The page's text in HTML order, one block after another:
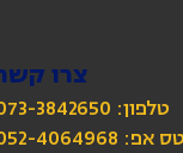
צרו
טלפון: 073-3842650